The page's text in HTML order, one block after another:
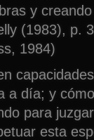
y
(1983), p.
1984)
a día; y
para
esta